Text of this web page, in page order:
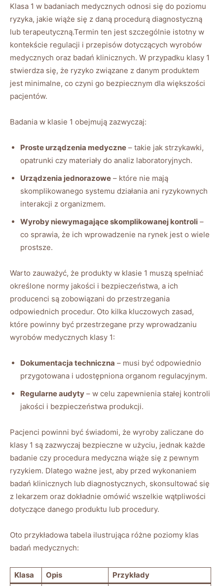
Klasa 1 w badaniach medycznych odnosi się do poziomu
ryzyka, jakie wiąże się z daną procedurą diagnostyczną
lub terapeutyczną.Termin ten jest szczególnie istotny w
kontekście regulacji i przepisów dotyczących wyrobów
medycznych oraz badań klinicznych. W przypadku klasy 1
stwierdza się, że ryzyko związane z danym produktem
jest minimalne, co czyni go bezpiecznym dla większości
pacjentów.
Badania w klasie 1 obejmują zazwyczaj:
Proste urządzenia medyczne – takie jak strzykawki,
opatrunki czy materiały do analiz laboratoryjnych.
Urządzenia jednorazowe – które nie mają
skomplikowanego systemu działania ani ryzykownych
interakcji z organizmem.
Wyroby niewymagające skomplikowanej kontroli –
co sprawia, że ich wprowadzenie na rynek jest o wiele
prostsze.
Warto zauważyć, że produkty w klasie 1 muszą spełniać
określone normy jakości i bezpieczeństwa, a ich
producenci są zobowiązani do przestrzegania
odpowiednich procedur. Oto kilka kluczowych zasad,
które powinny być przestrzegane przy wprowadzaniu
wyrobów medycznych klasy 1:
Dokumentacja techniczna – musi być odpowiednio
przygotowana i udostępniona organom regulacyjnym.
Regularne audyty – w celu zapewnienia stałej kontroli
jakości i bezpieczeństwa produkcji.
Pacjenci powinni być świadomi, że wyroby zaliczane do
klasy 1 są zazwyczaj bezpieczne w użyciu, jednak każde
badanie czy procedura medyczna wiąże się z pewnym
ryzykiem. Dlatego ważne jest, aby przed wykonaniem
badań klinicznych lub diagnostycznych, skonsultować się
z lekarzem oraz dokładnie omówić wszelkie wątpliwości
dotyczące danego produktu lub procedury.
Oto przykładowa tabela ilustrująca różne poziomy klas
badań medycznych:
Klasa Opis
Przykłady